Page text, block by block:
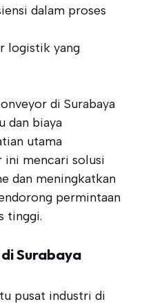
dalam proses
logistik yang
di Surabaya
dan biaya
utama
ini mencari solusi
dan meningkatkan
permintaan
tinggi.
Surabaya
pusat industri di